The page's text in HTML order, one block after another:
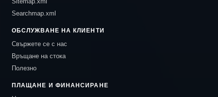
Searchmap.xml
ОБСЛУЖВАНЕ НА КЛИЕНТИ
Свържете се с нас
Връщане на стока
Полезно
ПЛАЩАНЕ И ФИНАНСИРАНЕ